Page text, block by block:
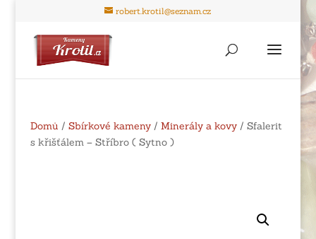
robert.krotil@seznam.cz
Domů / Sbírkové kameny/ Minerály a kovy/ Sfalerit
s křišťálem – Stříbro ( Sytno )